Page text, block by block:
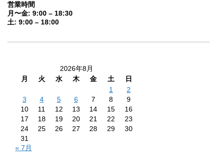
営業時間
月〜金: 9:00 – 18:30
土: 9:00 – 18:00
2026年8月
月
火 水 木 金 土
日
1
2
3
4 5 6 7 8
9
10
11 12 13 14 15
16
17
18 19 20 21 22
23
24
25 26 27 28 29
30
31
« 7月